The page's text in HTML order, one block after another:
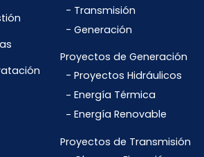
Transmisión
Generación
Proyectos de Generación
Proyectos Hidráulicos
Energía Térmica
Energía Renovable
Proyectos de Transmisión